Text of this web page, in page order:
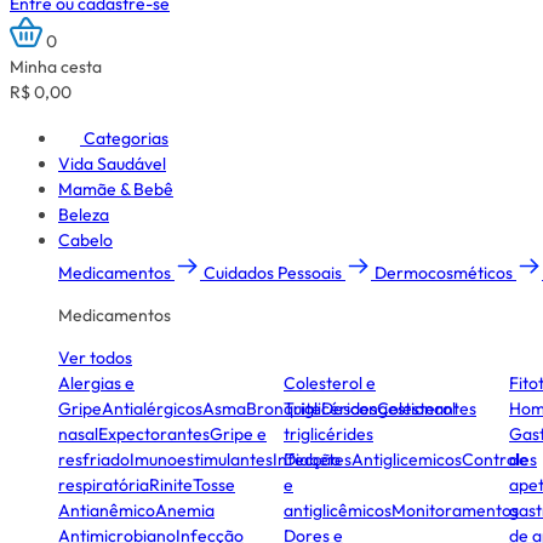
0
Minha cesta
R$ 0,00
Categorias
Vida Saudável
Mamãe & Bebê
Beleza
Cabelo
Medicamentos
Cuidados Pessoais Dermocosméticos
Medicamentos
Ver todos
Alergias e
GripeAntialérgicosAsmaBronquiteDescongestionantes
nasalExpectorantesGripe e
resfriadoImunoestimulantesInfecção
respiratóriaRiniteTosse
AntianêmicoAnemia
AntimicrobianoInfecção
Colesterol e
TriglicéridesColesterol
triglicérides
DiabetesAntiglicemicosControles
e
antiglicêmicosMonitoramentos
Dores e
de
de